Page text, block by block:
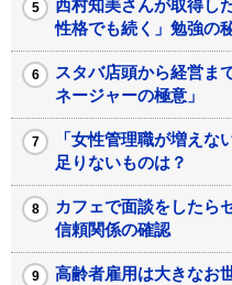
西村知美さんが取得し
性格でも続く」勉強の
スタバ店頭から経営ま
ネージャーの極意」
「女性管理職が増えな
足りないものは？
カフェで面談をしたら
信頼関係の確認
高齢者雇用は大きなお